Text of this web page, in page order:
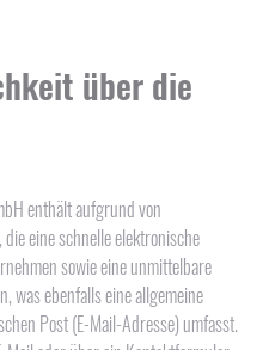
über die
enthält aufgrund von
eine schnelle elektronische
sowie eine unmittelbare
was ebenfalls eine allgemeine
Post (E-Mail-Adresse) umfasst.